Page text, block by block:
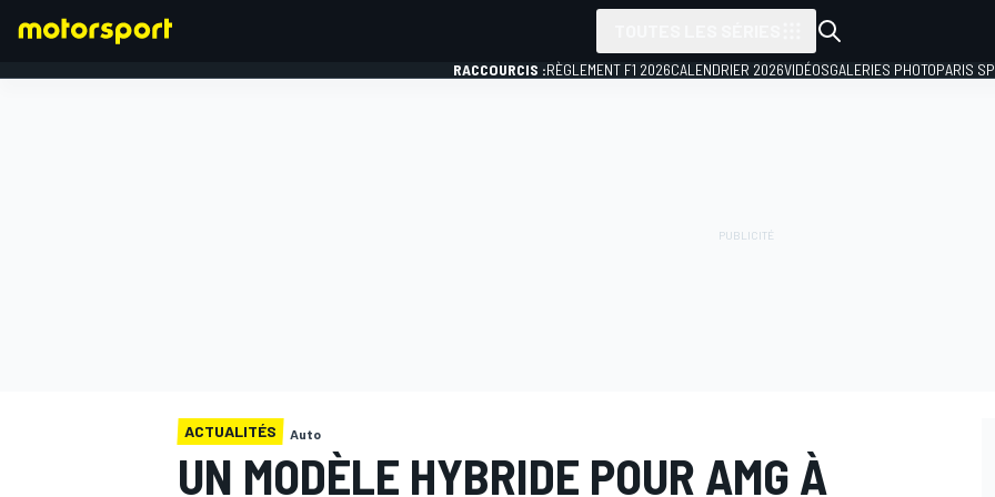
RACCOURCIS :RÈGLEMENT F1 2026CALENDRIER 2026VIDÉOSGALERIES PHOTOPARIS
ACTUALITÉS Auto
UN MODÈLE HYBRIDE POUR AMG À